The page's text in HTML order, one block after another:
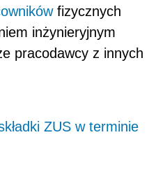
fizycznych
inżynieryjnym
pracodawcy z innych
ZUS w terminie